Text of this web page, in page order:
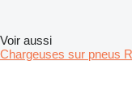
Voir aussi
Chargeuses sur pneus